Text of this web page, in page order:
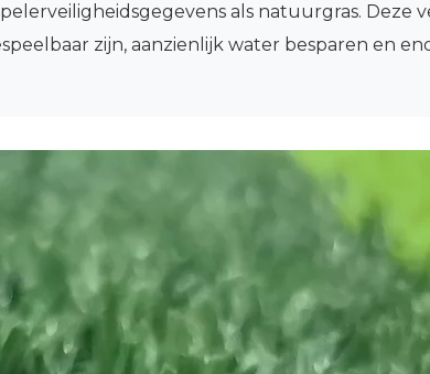
als natuurgras. Deze
zijn, aanzienlijk water besparen en